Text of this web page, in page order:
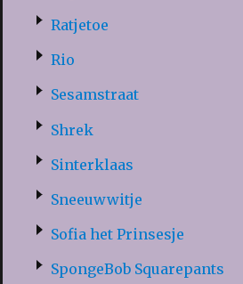
Ratjetoe
Rio
Sesamstraat
Shrek
Sinterklaas
Sneeuwwitje
Sofia het Prinsesje
SpongeBob Squarepants